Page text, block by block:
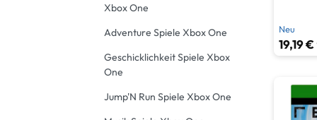
Xbox One
Adventure Spiele Xbox One
Geschicklichkeit Spiele Xbox
One
Jump'N Run Spiele Xbox One
Neu
19,19